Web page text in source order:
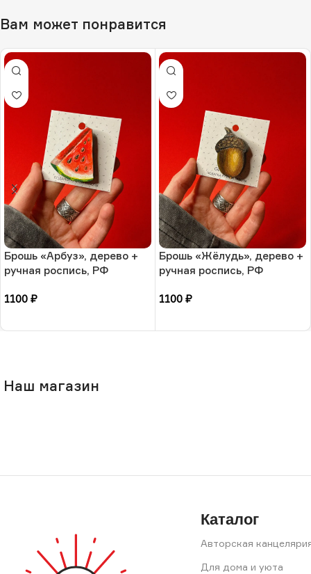
Вам может понравится
Брошь «Арбуз», дерево +
ручная роспись, РФ
1100 ₽
Брошь «Жёлудь», дерево +
ручная роспись, РФ
1100 ₽
Наш магазин
Каталог
Авторская
Для дома и уюта